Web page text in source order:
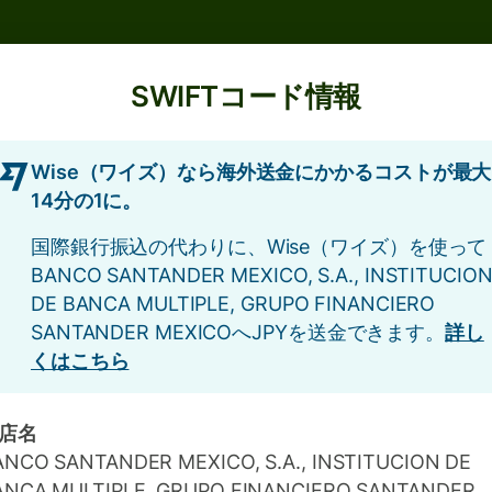
SWIFTコード情報
Wise（ワイズ）なら海外送金にかかるコストが最大
14分の1に。
国際銀行振込の代わりに、Wise（ワイズ）を使って
BANCO SANTANDER MEXICO, S.A., INSTITUCION
DE BANCA MULTIPLE, GRUPO FINANCIERO
SANTANDER MEXICOへJPYを送金できます。 詳し
くはこちら
名
SANTANDER MEXICO, S.A., INSTITUCION DE